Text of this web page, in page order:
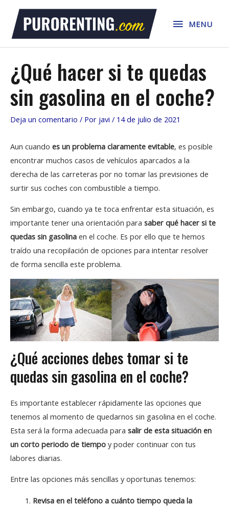
contenido
MENU
MENU
¿Qué hacer si te quedas
sin gasolina en el coche?
Deja un comentario / Por javi / 14 de julio de 2021
Aun cuando es un problema claramente evitable, es posible
encontrar muchos casos de vehículos aparcados a la
derecha de las carreteras por no tomar las previsiones de
surtir sus coches con combustible a tiempo.
Sin embargo, cuando ya te toca enfrentar esta situación, es
importante tener una orientación para saber qué hacer si te
quedas sin gasolina en el coche. Es por ello que te hemos
traído una recopilación de opciones para intentar resolver
de forma sencilla este problema.
¿Qué acciones debes tomar si te
quedas sin gasolina en el coche?
Es importante establecer rápidamente las opciones que
tenemos al momento de quedarnos sin gasolina en el coche.
Esta será la forma adecuada para salir de esta situación en
un corto periodo de tiempo y poder continuar con tus
labores diarias.
Entre las opciones más sencillas y oportunas tenemos:
Revisa en el teléfono a cuánto tiempo queda la